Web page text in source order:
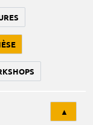
▲